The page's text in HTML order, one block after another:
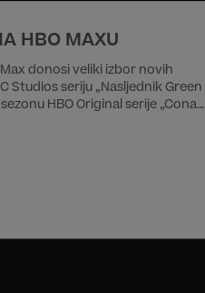
HBO MAXU
donosi veliki izbor novih
Studios seriju „Nasljednik Green
HBO Original serije „Conan